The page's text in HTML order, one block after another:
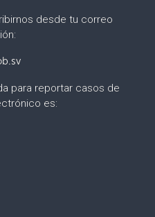
desde tu correo
para reportar casos de
es: